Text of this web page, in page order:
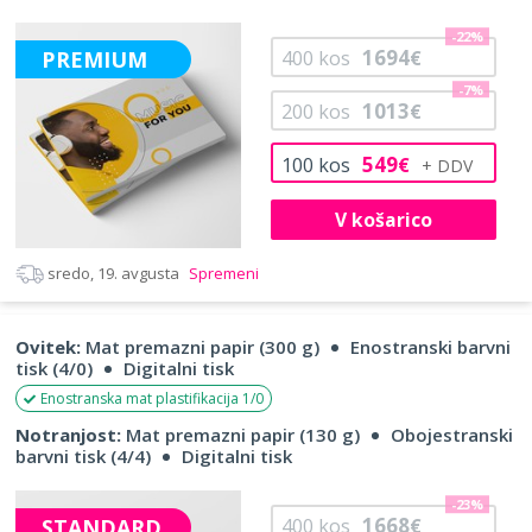
PREMIUM
100 kos 549€
200 kos 1013€
-7%
400 kos 1694€
-22%
V košarico
sredo, 19. avgusta Spremeni
Ovitek: Mat premazni papir (300 g)
Enostranski barvni
tisk (4/0)
Digitalni tisk
Enostranska mat plastifikacija 1/0
Notranjost: Mat premazni papir (130 g)
Obojestranski
barvni tisk (4/4)
Digitalni tisk
400 kos 1668€
-23%